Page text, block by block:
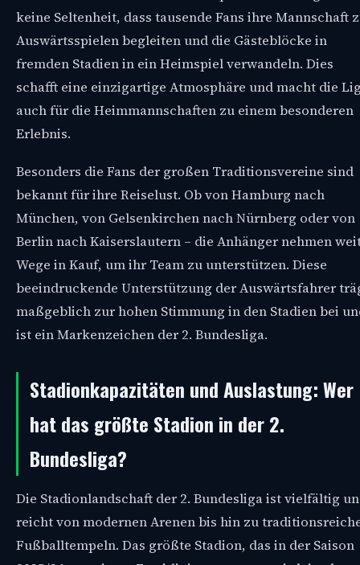
keine Seltenheit, dass tausende Fans ihre Mannschaft
Auswärtsspielen begleiten und die Gästeblöcke in
fremden Stadien in ein Heimspiel verwandeln. Dies
schafft eine einzigartige Atmosphäre und macht die
auch für die Heimmannschaften zu einem besonderen
Erlebnis.
Besonders die Fans der großen Traditionsvereine sind
bekannt für ihre Reiselust. Ob von Hamburg nach
München, von Gelsenkirchen nach Nürnberg oder von
Berlin nach Kaiserslautern – die Anhänger nehmen
Wege in Kauf, um ihr Team zu unterstützen. Diese
beeindruckende Unterstützung der Auswärtsfahrer
maßgeblich zur hohen Stimmung in den Stadien bei
ist ein Markenzeichen der 2. Bundesliga.
Stadionkapazitäten und Auslastung: Wer
hat das größte Stadion in der 2.
Bundesliga?
Die Stadionlandschaft der 2. Bundesliga ist vielfältig
reicht von modernen Arenen bis hin zu
Fußballtempeln. Das größte Stadion, das in der Saison